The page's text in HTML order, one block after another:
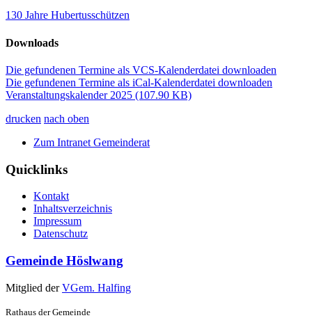
130 Jahre Hubertusschützen
Downloads
Die gefundenen Termine als VCS-Kalenderdatei downloaden
Die gefundenen Termine als iCal-Kalenderdatei downloaden
Veranstaltungskalender 2025 (107.90 KB)
drucken nach oben
Zum Intranet Gemeinderat
Quicklinks
Kontakt
Inhaltsverzeichnis
Impressum
Datenschutz
Gemeinde Höslwang
Mitglied derVGem. Halfing
Rathaus der Gemeinde